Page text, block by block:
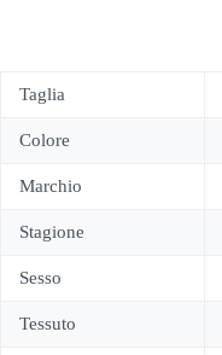
Taglia
Colore
Marchio
Stagione
Sesso
Tessuto